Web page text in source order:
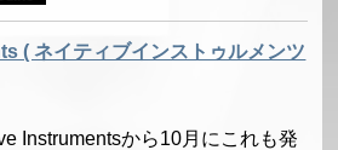
BIOGRAPHY
Instrumentsから10月にこれも発